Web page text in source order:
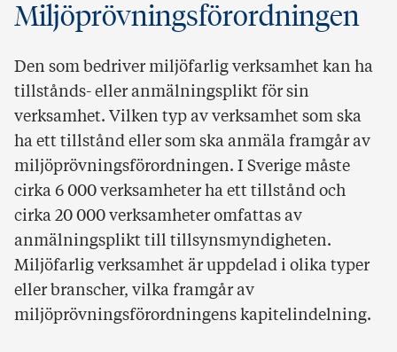
Miljöprövningsförordningen
Den som bedriver miljöfarlig verksamhet kan ha
tillstånds- eller anmälningsplikt för sin
verksamhet. Vilken typ av verksamhet som ska
ha ett tillstånd eller som ska anmäla framgår av
miljöprövningsförordningen. I Sverige måste
cirka 6 000 verksamheter ha ett tillstånd och
cirka 20 000 verksamheter omfattas av
anmälningsplikt till tillsynsmyndigheten.
Miljöfarlig verksamhet är uppdelad i olika typer
eller branscher, vilka framgår av
miljöprövningsförordningens kapitelindelning.